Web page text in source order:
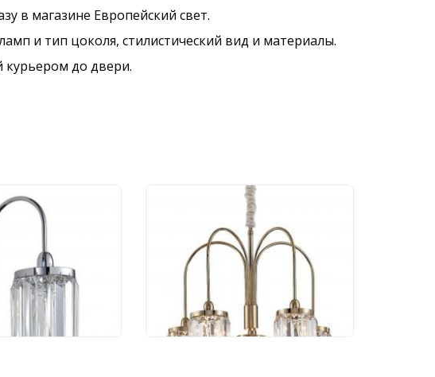
в магазине Европейский свет.
и тип цоколя, стилистический вид и материалы.
курьером до двери.
Renata
Подвесной светильник
Newport Renata 4505/C
22 320 руб.